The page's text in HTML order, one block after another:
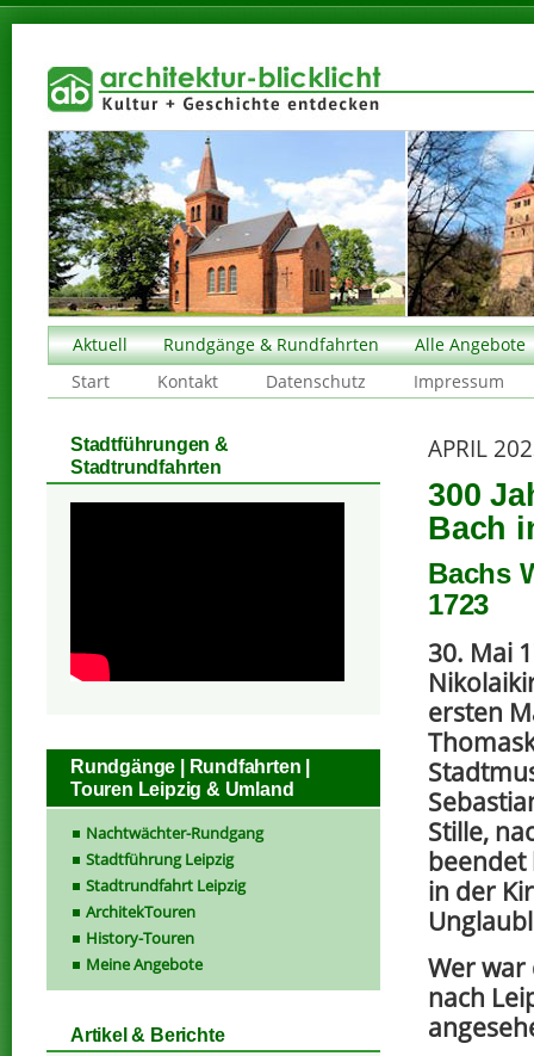
Aktuell Rundgänge & Rundfahrten
Alle Angebote
Start
Kontakt Datenschutz Impressum
APRIL
300
Bach
Bachs
1723
30. Mai
ersten
Stille,
beendet
in der
Wer war
nach
Stadtführungen &
Stadtrundfahrten
Rundgänge | Rundfahrten |
Touren Leipzig & Umland
Nachtwächter-Rundgang
Stadtführung Leipzig
Stadtrundfahrt Leipzig
ArchitekTouren
History-Touren
Meine Angebote
Artikel & Berichte